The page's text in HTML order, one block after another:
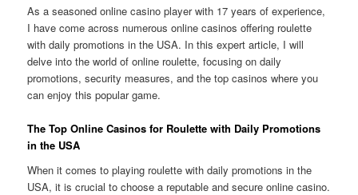
As a seasoned online casino player with 17 years of experience,
I have come across numerous online casinos offering roulette
with daily promotions in the USA. In this expert article, I will
delve into the world of online roulette, focusing on daily
promotions, security measures, and the top casinos where you
can enjoy this popular game.
The Top Online Casinos for Roulette with Daily Promotions
in the USA
When it comes to playing roulette with daily promotions in the
USA, it is crucial to choose a reputable and secure online casino.